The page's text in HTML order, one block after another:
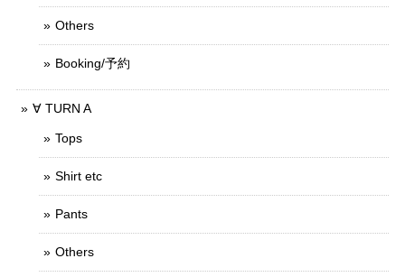
Others
Booking/予約
∀ TURN A
Tops
Shirt etc
Pants
Others